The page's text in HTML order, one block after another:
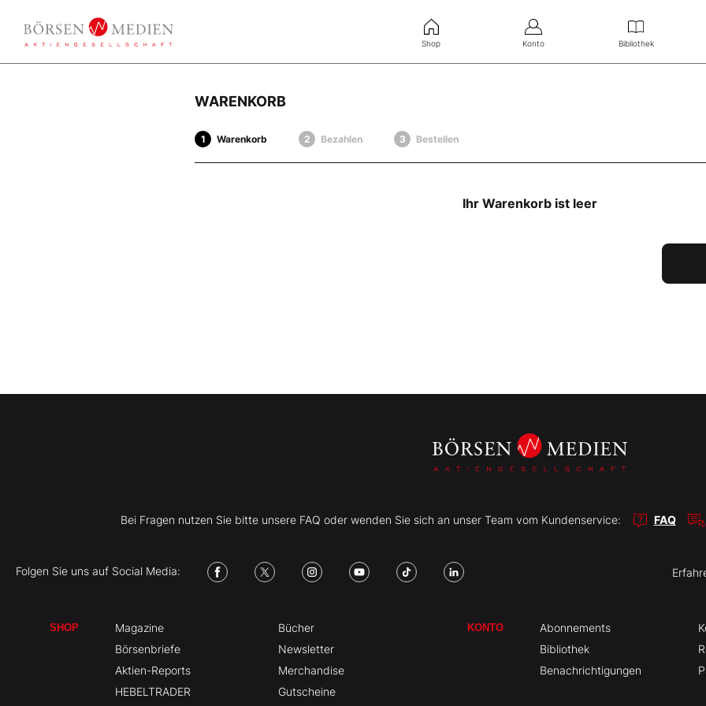
Shop Konto Bibliothek
WARENKORB
Warenkorb Bezahlen Bestellen
Ihr Warenkorb ist leer
Bei Fragen nutzen Sie bitte unsere FAQ oder wenden Sie sich an unser Team vom Kundenservice: FAQ
Folgen Sie uns auf Social Media:
SHOP
Magazine
Börsenbriefe
Aktien-Reports
HEBELTRADER
Bücher
Newsletter
Merchandise
Gutscheine
KONTO
Abonnements
Bibliothek
Benachrichtigungen